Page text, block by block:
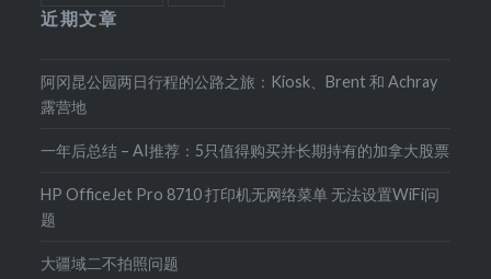
近期文章
阿冈昆公园两日行程的公路之旅：Kiosk、Brent 和 Achray
露营地
一年后总结 – AI推荐：5只值得购买并长期持有的加拿大股票
HP OfficeJet Pro 8710 打印机无网络菜单 无法设置WiFi问
题
大疆域二不拍照问题